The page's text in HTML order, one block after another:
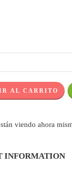
AL CARRITO
viendo ahora
INFORMATION